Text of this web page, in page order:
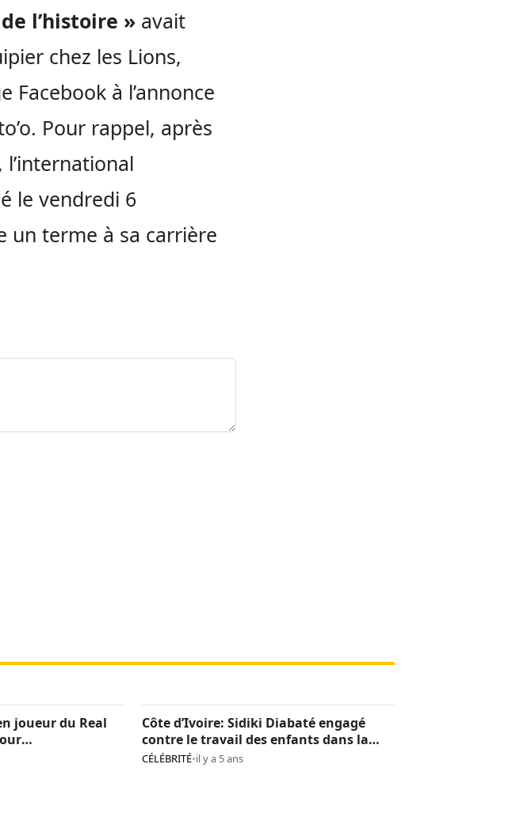
l’histoire » avait
chez les Lions,
Facebook à l’annonce
Pour rappel, après
le vendredi 6
un terme à sa carrière
joueur du Real
Côte d’Ivoire: Sidiki Diabaté engagé
contre le travail des enfants dans la
cacaoculture
CÉLÉBRITÉ•il y a 5 ans